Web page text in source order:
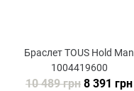
Браслет TOUS Hold Man
1004419600
10 489 грн 8 391 грн